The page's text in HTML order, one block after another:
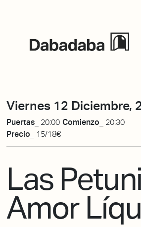
Viernes 12 Diciembre,
Puertas_ 20:00 Comienzo_ 20:30
Precio_
15/18€
Las
Amor